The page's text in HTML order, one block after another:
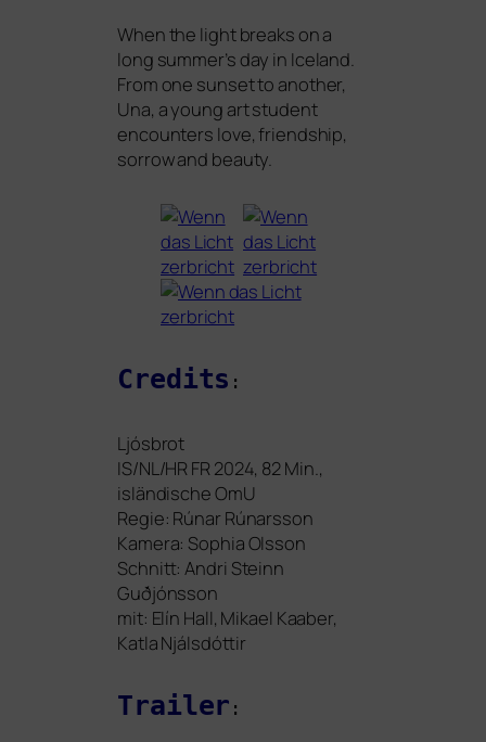
When the light breaks on a
long summer’s day in Iceland.
From one sun­set to ano­ther,
Una, a young art stu­dent
encoun­ters love, fri­end­ship,
sor­row and beauty.
Credits :
Ljósbrot
IS/NL /HR FR 2024, 82 Min.,
islän­di­sche OmU
Regie: Rúnar Rúnarsson
Kamera: Sophia Olsson
Schnitt: Andri Steinn
Guðjónsson
mit: Elín Hall, Mikael Kaaber,
Katla Njálsdóttir
Trailer :